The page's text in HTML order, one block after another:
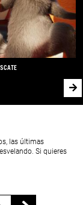
las últimas
Si quieres